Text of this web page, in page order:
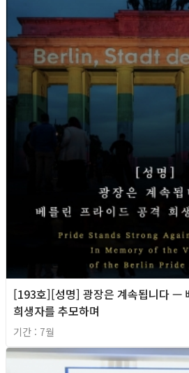
[193호][성명] 광장은 계속됩니다 —
희생자를 추모하며
기간 : 7월